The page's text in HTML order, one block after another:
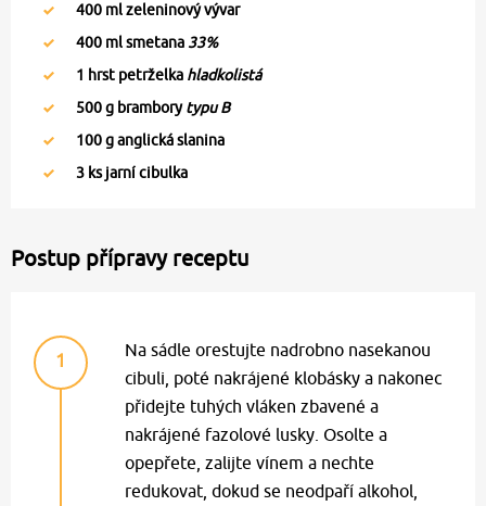
400 ml zeleninový vývar
400 ml smetana 33%
1 hrst petrželka hladkolistá
500g bramborytypu B
100g anglická slanina
3 ks jarní cibulka
Postup přípravy receptu
1
Na sádle orestujte nadrobno nasekanou
cibuli, poté nakrájené klobásky a nakonec
přidejte tuhých vláken zbavené a
nakrájené fazolové lusky. Osolte a
opepřete, zalijte vínem a nechte
redukovat, dokud se neodpaří alkohol,